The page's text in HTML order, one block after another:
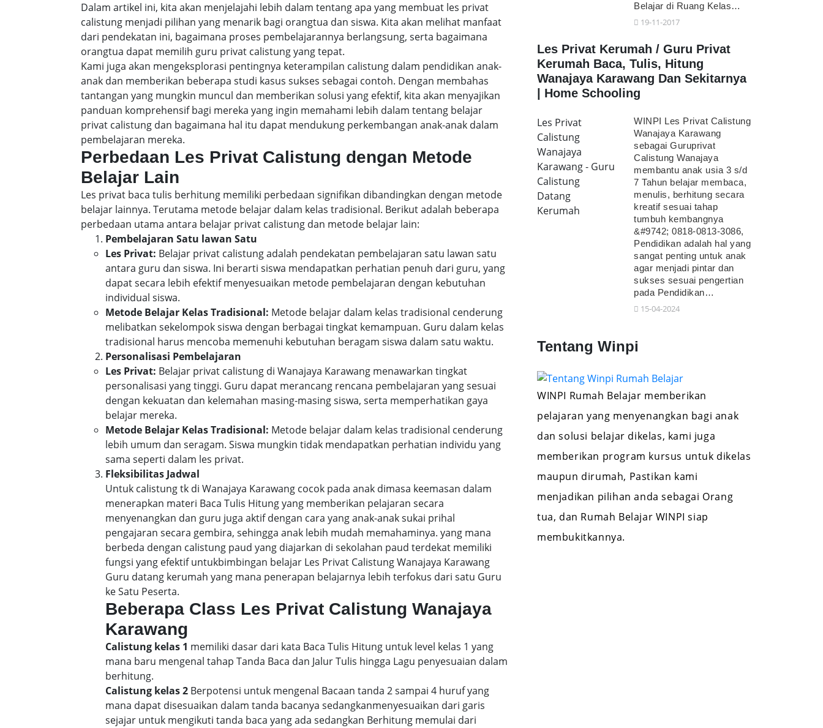
Dalam artikel ini, kita akan menjelajahi lebih dalam tentang apa yang membuat les privat
calistung menjadi pilihan yang menarik bagi orangtua dan siswa. Kita akan melihat manfaat
dari pendekatan ini, bagaimana proses pembelajarannya berlangsung, serta bagaimana
orangtua dapat memilih guru privat calistung yang tepat.
Kami juga akan mengeksplorasi pentingnya keterampilan calistung dalam pendidikan anak-
anak dan memberikan beberapa studi kasus sukses sebagai contoh. Dengan membahas
tantangan yang mungkin muncul dan memberikan solusi yang efektif, kita akan menyajikan
panduan komprehensif bagi mereka yang ingin memahami lebih dalam tentang belajar
privat calistung dan bagaimana hal itu dapat mendukung perkembangan anak-anak dalam
pembelajaran mereka.
Perbedaan Les Privat Calistung dengan Metode
Belajar Lain
Les privat baca tulis berhitung memiliki perbedaan signifikan dibandingkan dengan metode
belajar lainnya. Terutama metode belajar dalam kelas tradisional. Berikut adalah beberapa
perbedaan utama antara belajar privat calistung dan metode belajar lain:
Pembelajaran Satu lawan Satu
Les Privat: Belajar privat calistung adalah pendekatan pembelajaran satu lawan satu
antara guru dan siswa. Ini berarti siswa mendapatkan perhatian penuh dari guru, yang
dapat secara lebih efektif menyesuaikan metode pembelajaran dengan kebutuhan
individual siswa.
Metode Belajar Kelas Tradisional: Metode belajar dalam kelas tradisional cenderung
melibatkan sekelompok siswa dengan berbagai tingkat kemampuan. Guru dalam kelas
tradisional harus mencoba memenuhi kebutuhan beragam siswa dalam satu waktu.
Personalisasi Pembelajaran
Les Privat: Belajar privat calistung di Wanajaya Karawang menawarkan tingkat
personalisasi yang tinggi. Guru dapat merancang rencana pembelajaran yang sesuai
dengan kekuatan dan kelemahan masing-masing siswa, serta memperhatikan gaya
belajar mereka.
Metode Belajar Kelas Tradisional: Metode belajar dalam kelas tradisional cenderung
lebih umum dan seragam. Siswa mungkin tidak mendapatkan perhatian individu yang
sama seperti dalam les privat.
Fleksibilitas Jadwal
Untuk calistung tk di Wanajaya Karawang cocok pada anak dimasa keemasan dalam
menerapkan materi Baca Tulis Hitung yang memberikan pelajaran secara
menyenangkan dan guru juga aktif dengan cara yang anak-anak sukai prihal
pengajaran secara gembira, sehingga anak lebih mudah memahaminya. yang mana
berbeda dengan calistung paud yang diajarkan di sekolahan paud terdekat memiliki
fungsi yang efektif untukbimbingan belajar Les Privat Calistung Wanajaya Karawang
Guru datang kerumah yang mana penerapan belajarnya lebih terfokus dari satu Guru
ke Satu Peserta.
Beberapa Class Les Privat Calistung Wanajaya
Karawang
Calistung kelas 1 memiliki dasar dari kata Baca Tulis Hitung untuk level kelas 1 yang
mana baru mengenal tahap Tanda Baca dan Jalur Tulis hingga Lagu penyesuaian dalam
berhitung.
Calistung kelas 2 Berpotensi untuk mengenal Bacaan tanda 2 sampai 4 huruf yang
mana dapat disesuaikan dalam tanda bacanya sedangkanmenyesuaikan dari garis
sejajar untuk mengikuti tanda baca yang ada sedangkan Berhitung memulai dari
Belajar di Ruang Kelas…
19-11-2017
Les Privat Kerumah / Guru Privat
Kerumah Baca, Tulis, Hitung
Wanajaya Karawang Dan Sekitarnya
| Home Schooling
Les Privat
Calistung
Wanajaya
Karawang - Guru
Calistung
Datang
Kerumah
WINPI Les Privat Calistung
Wanajaya Karawang
sebagai Guruprivat
Calistung Wanajaya
membantu anak usia 3 s/d
7 Tahun belajar membaca,
menulis, berhitung secara
kreatif sesuai tahap
tumbuh kembangnya
&#9742; 0818-0813-3086,
Pendidikan adalah hal yang
sangat penting untuk anak
agar menjadi pintar dan
sukses sesuai pengertian
pada Pendidikan…
15-04-2024
Tentang Winpi
WINPI Rumah Belajar memberikan
pelajaran yang menyenangkan bagi anak
dan solusi belajar dikelas, kami juga
memberikan program kursus untuk dikelas
maupun dirumah, Pastikan kami
menjadikan pilihan anda sebagai Orang
tua, dan Rumah Belajar WINPI siap
membukitkannya.